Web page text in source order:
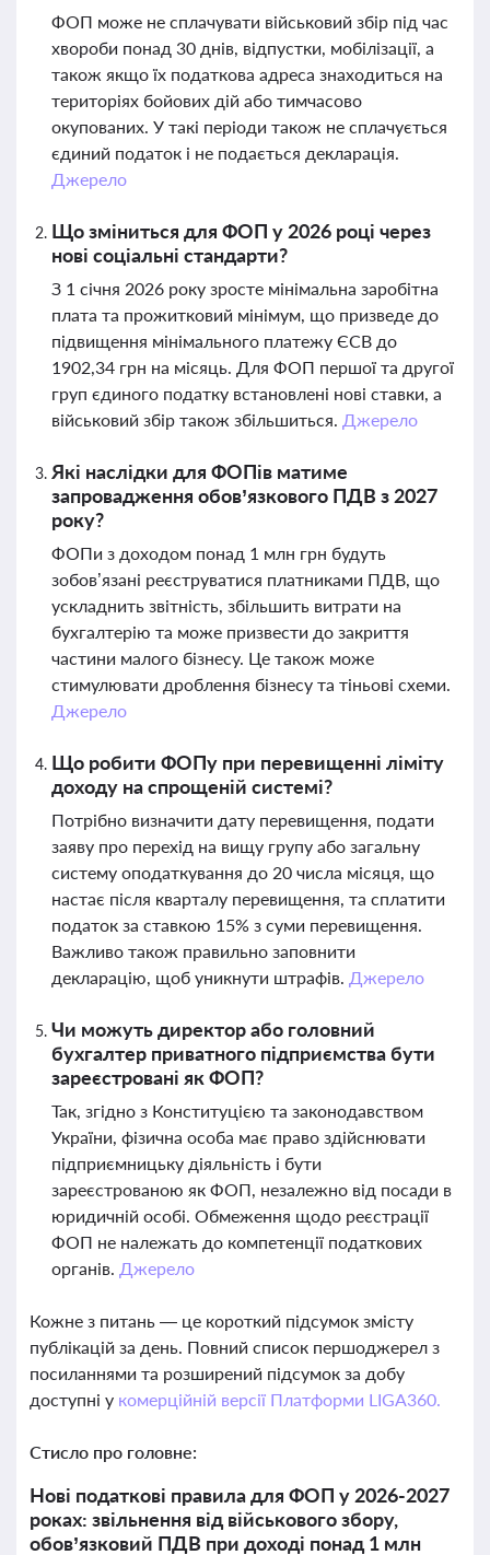
ФОП може не сплачувати військовий збір під час
хвороби понад 30 днів, відпустки, мобілізації, а
також якщо їх податкова адреса знаходиться на
територіях бойових дій або тимчасово
окупованих. У такі періоди також не сплачується
єдиний податок і не подається декларація.
Джерело
Що зміниться для ФОП у 2026 році через
нові соціальні стандарти?
З 1 січня 2026 року зросте мінімальна заробітна
плата та прожитковий мінімум, що призведе до
підвищення мінімального платежу ЄСВ до
1902,34 грн на місяць. Для ФОП першої та другої
груп єдиного податку встановлені нові ставки, а
військовий збір також збільшиться. Джерело
Які наслідки для ФОПів матиме
запровадження обов’язкового ПДВ з 2027
року?
ФОПи з доходом понад 1 млн грн будуть
зобов’язані реєструватися платниками ПДВ, що
ускладнить звітність, збільшить витрати на
бухгалтерію та може призвести до закриття
частини малого бізнесу. Це також може
стимулювати дроблення бізнесу та тіньові схеми.
Джерело
Що робити ФОПу при перевищенні ліміту
доходу на спрощеній системі?
Потрібно визначити дату перевищення, подати
заяву про перехід на вищу групу або загальну
систему оподаткування до 20 числа місяця, що
настає після кварталу перевищення, та сплатити
податок за ставкою 15% з суми перевищення.
Важливо також правильно заповнити
декларацію, щоб уникнути штрафів. Джерело
Чи можуть директор або головний
бухгалтер приватного підприємства бути
зареєстровані як ФОП?
Так, згідно з Конституцією та законодавством
України, фізична особа має право здійснювати
підприємницьку діяльність і бути
зареєстрованою як ФОП, незалежно від посади в
юридичній особі. Обмеження щодо реєстрації
ФОП не належать до компетенції податкових
органів. Джерело
Кожне з питань — це короткий підсумок змісту
публікацій за день. Повний список першоджерел з
посиланнями та розширений підсумок за добу
доступні у комерційній версії Платформи LIGA360.
Стисло про головне:
Нові податкові правила для ФОП у 2026-2027
роках: звільнення від військового збору,
обов’язковий ПДВ при доході понад 1 млн